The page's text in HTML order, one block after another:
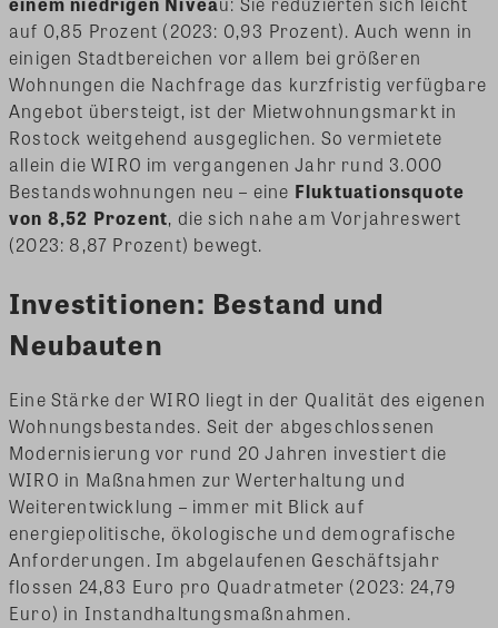
auf 0,85 Prozent (2023: 0,93 Prozent). Auch wenn in
einigen Stadtbereichen vor allem bei größeren
Wohnungen die Nachfrage das kurzfristig verfügbare
Angebot übersteigt, ist der Mietwohnungsmarkt in
Rostock weitgehend ausgeglichen. So vermietete
allein die WIRO im vergangenen Jahr rund 3.000
Bestandswohnungen neu – eine Fluktuationsquote
von 8,52 Prozent, die sich nahe am Vorjahreswert
(2023: 8,87 Prozent) bewegt.
Investitionen: Bestand und
Neubauten
Eine Stärke der WIRO liegt in der Qualität des eigenen
Wohnungsbestandes. Seit der abgeschlossenen
Modernisierung vor rund 20 Jahren investiert die
WIRO in Maßnahmen zur Werterhaltung und
Weiterentwicklung – immer mit Blick auf
energiepolitische, ökologische und demografische
Anforderungen. Im abgelaufenen Geschäftsjahr
flossen 24,83 Euro pro Quadratmeter (2023: 24,79
Euro) in Instandhaltungsmaßnahmen.